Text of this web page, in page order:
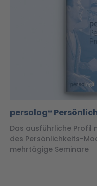
persolog®
Das ausführliche
des Persönlichkeits-
mehrtägige Seminare